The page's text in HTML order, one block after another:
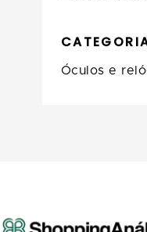
Óculos e